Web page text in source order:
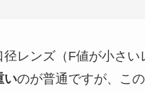
レンズ（F値が小さい
いのが普通ですが、こ